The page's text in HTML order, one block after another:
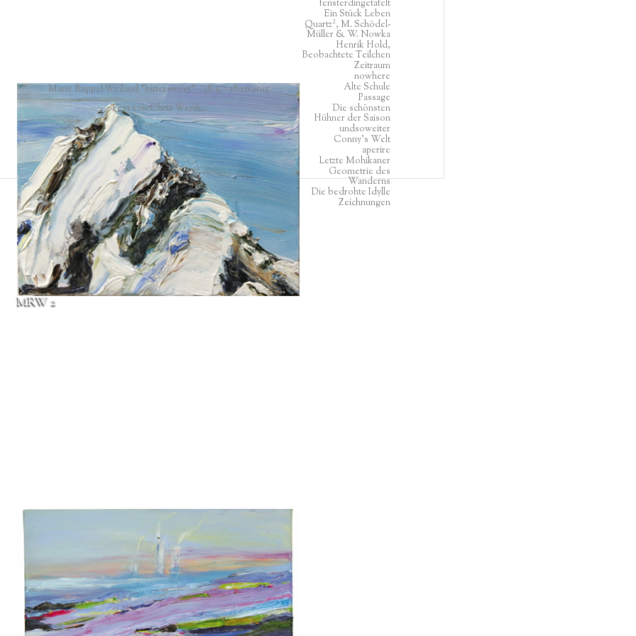
MRW 2
Marie Ruppel-Weiland "bittersweet" 18.9. - 18.10.2015
Text von Chris Werth...
fensterdingetafelt
Ein Stück Leben
Quartz², M. Schödel-
Müller & W. Nowka
Henrik Hold,
Beobachtete Teilchen
Zeitraum
nowhere
Alte Schule
Passage
Die schönsten
Hühner der Saison
undsoweiter
Conny's Welt
aperire
Letzte Mohikaner
Geometrie des
Wanderns
Die bedrohte Idylle
Zeichnungen